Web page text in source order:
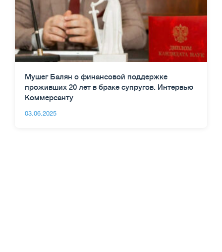
Мушег Балян о финансовой поддержке
проживших 20 лет в браке супругов. Интервью
Коммерсанту
03.06.2025